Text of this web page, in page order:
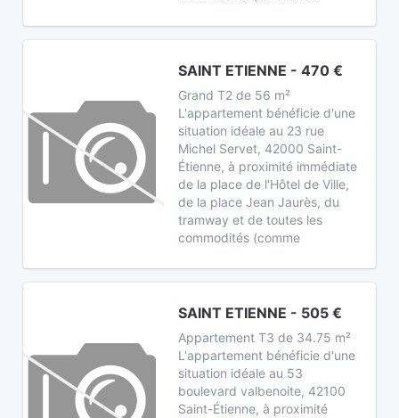
SAINT ETIENNE - 470 €
Grand T2 de 56 m²
L'appartement bénéficie d'une
situation idéale au 23 rue
Michel Servet, 42000 Saint-
Étienne, à proximité immédiate
de la place de l'Hôtel de Ville,
de la place Jean Jaurès, du
tramway et de toutes les
commodités (comme
SAINT ETIENNE - 505 €
Appartement T3 de 34.75 m²
L'appartement bénéficie d'une
situation idéale au 53
boulevard valbenoite, 42100
Saint-Étienne, à proximité